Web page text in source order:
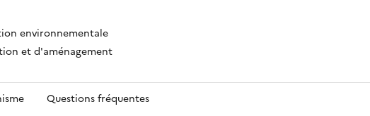
environnementale
et d'aménagement
Questions fréquentes